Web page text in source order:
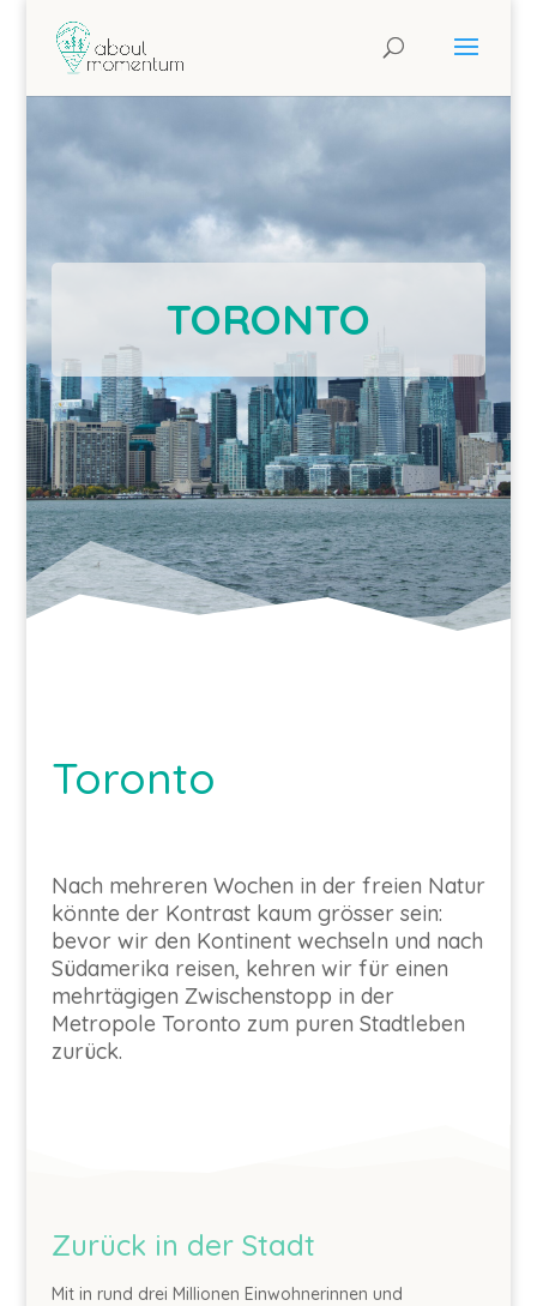
TORONTO
Toronto
Nach mehreren Wochen in der freien Natur
könnte der Kontrast kaum grösser sein:
bevor wir den Kontinent wechseln und nach
Südamerika reisen, kehren wir für einen
mehrtägigen Zwischenstopp in der
Metropole Toronto zum puren Stadtleben
zurück.
Zurück in der Stadt
Mit in rund drei Millionen Einwohnerinnen und